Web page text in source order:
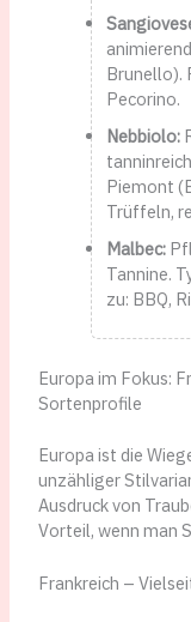
Brunello).
Pecorino.
Nebbiolo:
Piemont
Trüffeln,
Malbec:
Tannine.
zu: BBQ,
Europa im Fokus:
Sortenprofile
Europa ist die
unzähliger
Ausdruck von
Vorteil, wenn man
Frankreich –